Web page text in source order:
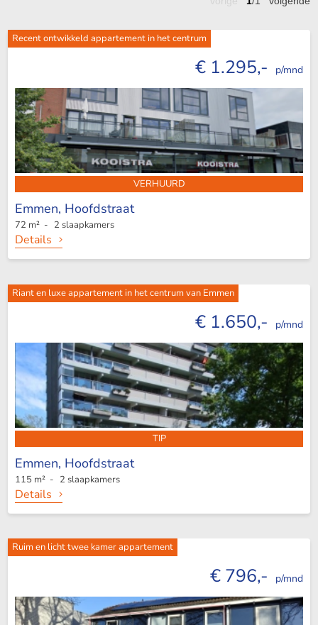
Recent ontwikkeld appartement in het centrum
€ 1.295,- p/mnd
VERHUURD
Emmen, Hoofdstraat
72 m² - 2 slaapkamers
Details
Riant en luxe appartement in het centrum van Emmen
€ 1.650,- p/mnd
TIP
Emmen, Hoofdstraat
115 m² - 2 slaapkamers
Details
Ruim en licht twee kamer appartement
€ 796,- p/mnd